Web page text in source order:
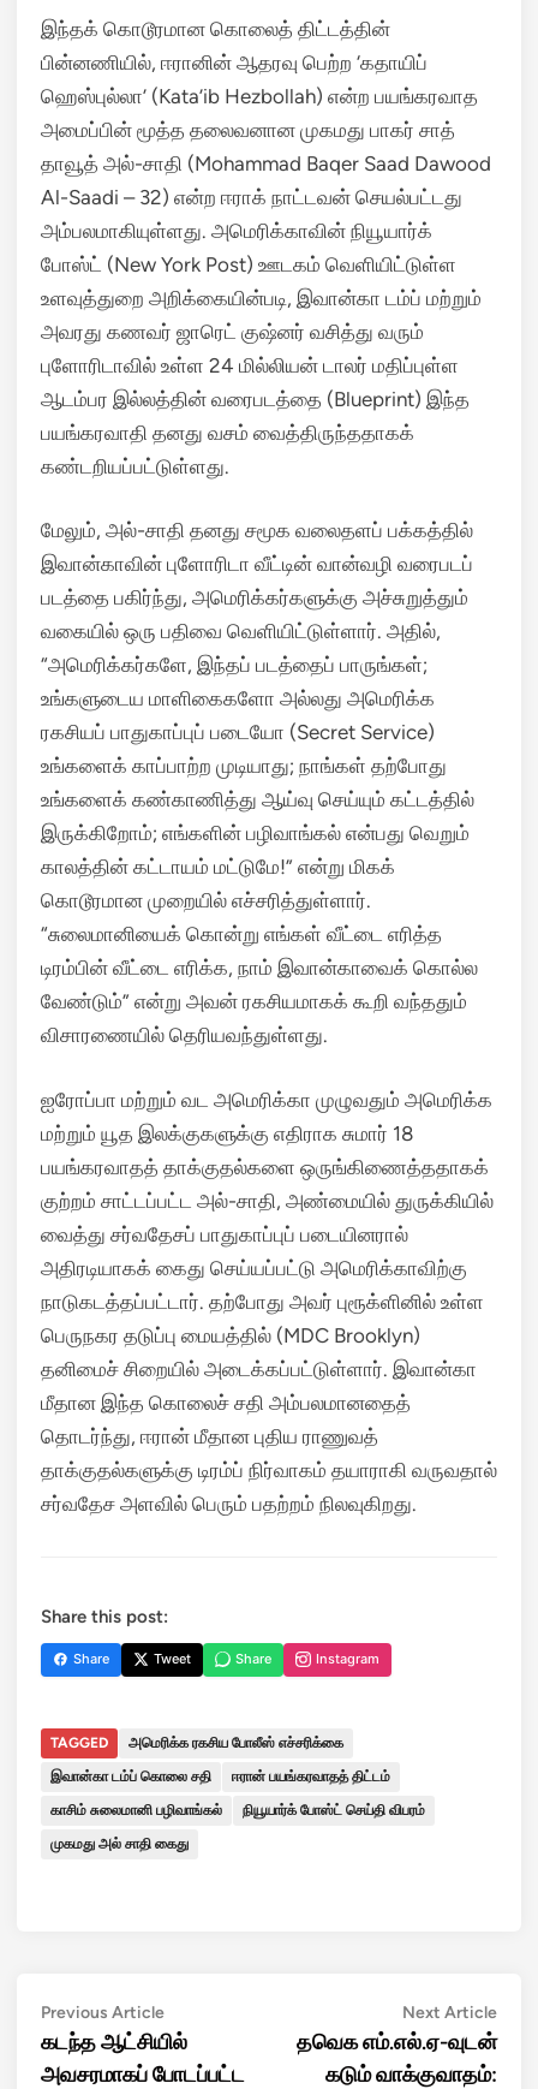
இந்தக் கொடூரமான கொலைத் திட்டத்தின்
பின்னணியில், ஈரானின் ஆதரவு பெற்ற ‘கதாயிப்
ஹெஸ்புல்லா’ (Kata’ib Hezbollah) என்ற பயங்கரவாத
அமைப்பின் மூத்த தலைவனான முகமது பாகர் சாத்
தாவூத் அல்-சாதி (Mohammad Baqer Saad Dawood
Al-Saadi – 32) என்ற ஈராக் நாட்டவன் செயல்பட்டது
அம்பலமாகியுள்ளது. அமெரிக்காவின் நியூயார்க்
போஸ்ட் (New York Post) ஊடகம் வெளியிட்டுள்ள
உளவுத்துறை அறிக்கையின்படி, இவான்கா டம்ப் மற்றும்
அவரது கணவர் ஜாரெட் குஷ்னர் வசித்து வரும்
புளோரிடாவில் உள்ள 24 மில்லியன் டாலர் மதிப்புள்ள
ஆடம்பர இல்லத்தின் வரைபடத்தை (Blueprint) இந்த
பயங்கரவாதி தனது வசம் வைத்திருந்ததாகக்
கண்டறியப்பட்டுள்ளது.
மேலும், அல்-சாதி தனது சமூக வலைதளப் பக்கத்தில்
இவான்காவின் புளோரிடா வீட்டின் வான்வழி வரைபடப்
படத்தை பகிர்ந்து, அமெரிக்கர்களுக்கு அச்சுறுத்தும்
வகையில் ஒரு பதிவை வெளியிட்டுள்ளார். அதில்,
“அமெரிக்கர்களே, இந்தப் படத்தைப் பாருங்கள்;
உங்களுடைய மாளிகைகளோ அல்லது அமெரிக்க
ரகசியப் பாதுகாப்புப் படையோ (Secret Service)
உங்களைக் காப்பாற்ற முடியாது; நாங்கள் தற்போது
உங்களைக் கண்காணித்து ஆய்வு செய்யும் கட்டத்தில்
இருக்கிறோம்; எங்களின் பழிவாங்கல் என்பது வெறும்
காலத்தின் கட்டாயம் மட்டுமே!” என்று மிகக்
கொடூரமான முறையில் எச்சரித்துள்ளார்.
“சுலைமானியைக் கொன்று எங்கள் வீட்டை எரித்த
டிரம்பின் வீட்டை எரிக்க, நாம் இவான்காவைக் கொல்ல
வேண்டும்” என்று அவன் ரகசியமாகக் கூறி வந்ததும்
விசாரணையில் தெரியவந்துள்ளது.
ஐரோப்பா மற்றும் வட அமெரிக்கா முழுவதும் அமெரிக்க
மற்றும் யூத இலக்குகளுக்கு எதிராக சுமார் 18
பயங்கரவாதத் தாக்குதல்களை ஒருங்கிணைத்ததாகக்
குற்றம் சாட்டப்பட்ட அல்-சாதி, அண்மையில் துருக்கியில்
வைத்து சர்வதேசப் பாதுகாப்புப் படையினரால்
அதிரடியாகக் கைது செய்யப்பட்டு அமெரிக்காவிற்கு
நாடுகடத்தப்பட்டார். தற்போது அவர் புரூக்ளினில் உள்ள
பெருநகர தடுப்பு மையத்தில் (MDC Brooklyn)
தனிமைச் சிறையில் அடைக்கப்பட்டுள்ளார். இவான்கா
மீதான இந்த கொலைச் சதி அம்பலமானதைத்
தொடர்ந்து, ஈரான் மீதான புதிய ராணுவத்
தாக்குதல்களுக்கு டிரம்ப் நிர்வாகம் தயாராகி வருவதால்
சர்வதேச அளவில் பெரும் பதற்றம் நிலவுகிறது.
Share this post:
Share Tweet Share Instagram
TAGGED
அமெரிக்க ரகசிய போலீஸ் எச்சரிக்கை
இவான்கா டம்ப் கொலை சதி
ஈரான் பயங்கரவாதத் திட்டம்
காசிம் சுலைமானி பழிவாங்கல்
நியூயார்க் போஸ்ட் செய்தி விபரம்
முகமது அல் சாதி கைது
Post
navigation
Previous ArticlePrevious
article:
கடந்த ஆட்சியில்
அவசரமாகப் போடப்பட்ட
Next ArticleNext
தவெக எம்.எல்.ஏ-வுடன்
கடும் வாக்குவாதம்: